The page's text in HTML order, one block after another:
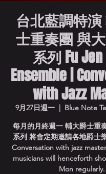
台北藍調特
士重奏團 與
系列 Fu Jen
Ensemble |
with Jazz
9月27日週一
  |
Blue Note
每月的月終週一 輔大爵士重
系列 將會定期邀請各地爵士
Conversation with jazz
musicians will henceforth
Mon regularly.